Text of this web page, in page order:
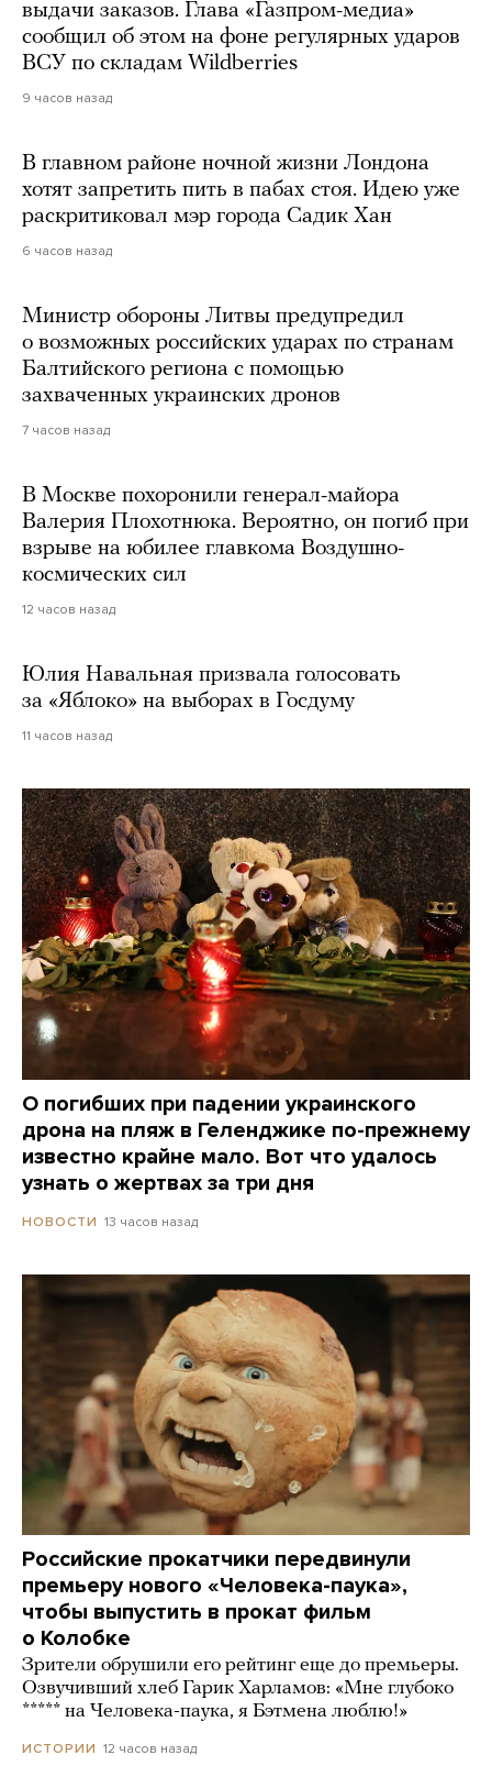
выдачи заказов. Глава «Газпром-медиа»
сообщил об этом на фоне регулярных ударов
ВСУ по складам Wildberries
9 часов назад
В главном районе ночной жизни Лондона
хотят запретить пить в пабах стоя. Идею уже
раскритиковал мэр города Садик Хан
6 часов назад
Министр обороны Литвы предупредил
о возможных российских ударах по странам
Балтийского региона с помощью
захваченных украинских дронов
7 часов назад
В Москве похоронили генерал-майора
Валерия Плохотнюка. Вероятно, он погиб при
взрыве на юбилее главкома Воздушно-
космических сил
12 часов назад
Юлия Навальная призвала голосовать
за «Яблоко» на выборах в Госдуму
11 часов назад
О погибших при падении украинского
дрона на пляж в Геленджике по-прежнему
известно крайне мало. Вот что удалось
узнать о жертвах за три дня
НОВОСТИ 13 часов назад
Российские прокатчики передвинули
премьеру нового «Человека-паука»,
чтобы выпустить в прокат фильм
о Колобке
Зрители обрушили его рейтинг еще до премьеры.
Озвучивший хлеб Гарик Харламов: «Мне глубоко
***** на Человека-паука, я Бэтмена люблю!»
ИСТОРИИ 12 часов назад